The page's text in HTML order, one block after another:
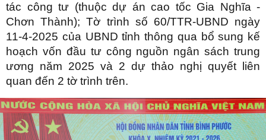
tác công tư (thuộc dự án cao tốc Gia Nghĩa -
Chơn Thành); Tờ trình số 60/TTR-UBND ngày
11-4-2025 của UBND tỉnh thông qua bổ sung kế
hoạch vốn đầu tư công nguồn ngân sách trung
ương năm 2025 và 2 dự thảo nghị quyết liên
quan đến 2 tờ trình trên.